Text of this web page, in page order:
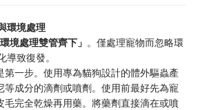
環境處理
境處理雙管齊下」 。僅處理寵物而忽略環
致復發。
第一步。使用專為貓狗設計的體外驅蟲產
等成分的滴劑或噴劑。使用前最好先為寵
毛完全乾燥再用藥。將藥劑直接滴在或噴